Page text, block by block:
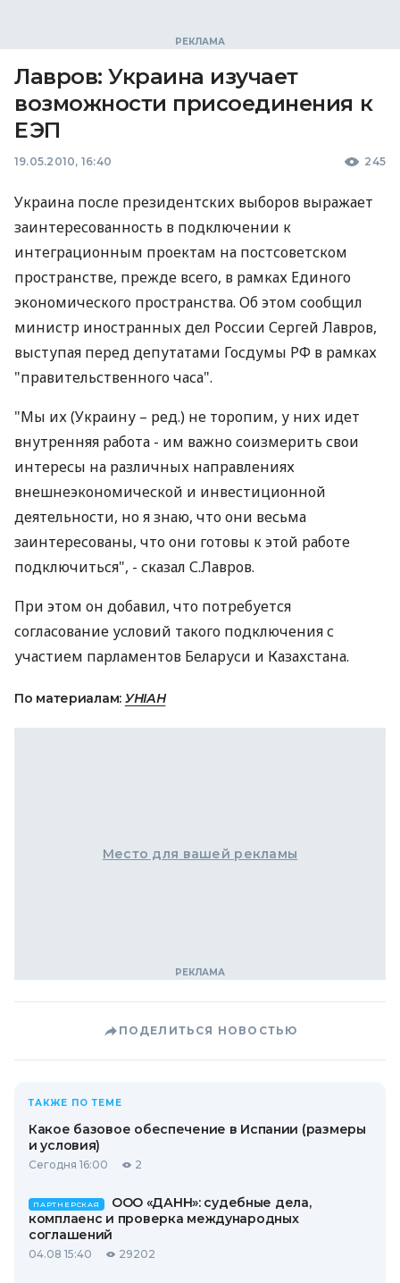
Лавров: Украина изучает
возможности присоединения к
ЕЭП
19.05.2010, 16:40 245
Украина после президентских выборов выражает
заинтересованность в подключении к
интеграционным проектам на постсоветском
пространстве, прежде всего, в рамках Единого
экономического пространства. Об этом сообщил
министр иностранных дел России Сергей Лавров,
выступая перед депутатами Госдумы РФ в рамках
"правительственного часа".
"Мы их (Украину – ред.) не торопим, у них идет
внутренняя работа - им важно соизмерить свои
интересы на различных направлениях
внешнеэкономической и инвестиционной
деятельности, но я знаю, что они весьма
заинтересованы, что они готовы к этой работе
подключиться", - сказал С.Лавров.
При этом он добавил, что потребуется
согласование условий такого подключения с
участием парламентов Беларуси и Казахстана.
По материалам: УНІАН
Место для вашей рекламы
ПОДЕЛИТЬСЯ НОВОСТЬЮ
ТАКЖЕ ПО ТЕМЕ
Какое базовое обеспечение в Испании (размеры
и условия)
Сегодня 16:00 2
ПАРТНЕРСКАЯ
ООО «ДАНН»: судебные дела,
комплаенс и проверка международных
соглашений
04.08 15:40 29202